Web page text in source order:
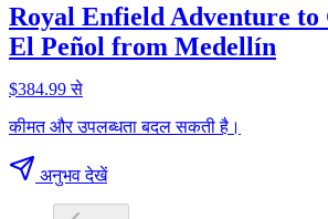
Royal Enfield Adventure to
El Peñol from Medellín
$384.99 से
कीमत और उपलब्धता बदल सकती है।
अनुभव देखें